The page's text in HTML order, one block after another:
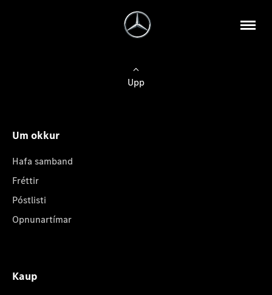
Upp
Um okkur
Hafa samband
Fréttir
Póstlisti
Opnunartímar
Kaup